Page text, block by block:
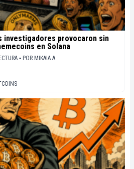
investigadores provocaron sin
en Solana
▪ POR MIKAIA A.